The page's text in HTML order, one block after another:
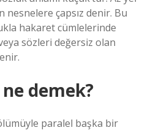
nesnelere çapsız denir. Bu
hakaret cümlelerinde
sözleri değersiz olan
demek?
paralel başka bir